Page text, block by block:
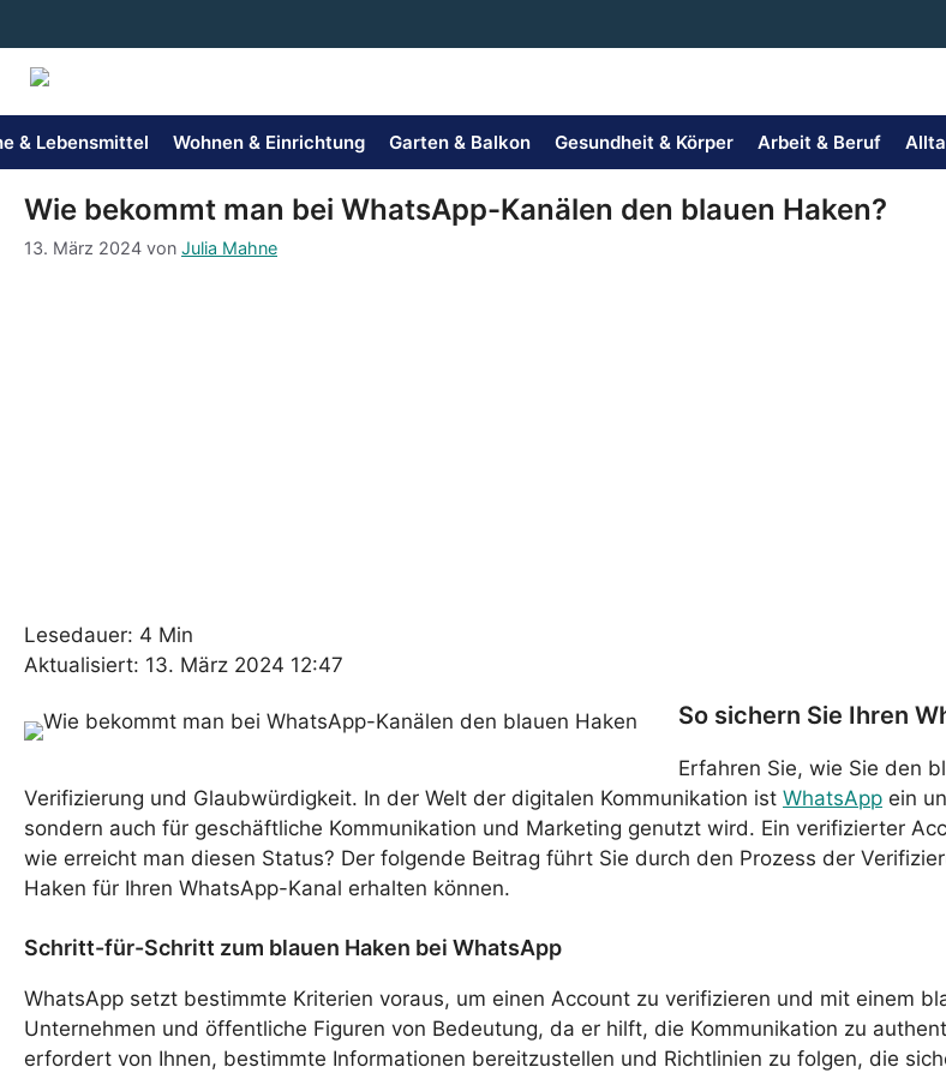
Inhalt
springen
& Lebensmittel Wohnen & Einrichtung Garten & Balkon Gesundheit & Körper Arbeit & Beruf
Wie bekommt man bei WhatsApp-Kanälen den blauen Haken?
13. März 2024 von Julia Mahne
Lesedauer: 4 Min
Aktualisiert: 13. März 2024 12:47
So sichern Sie Ihren
Erfahren Sie, wie Sie den
Verifizierung und Glaubwürdigkeit. In der Welt der digitalen Kommunikation ist WhatsApp ein
sondern auch für geschäftliche Kommunikation und Marketing genutzt wird. Ein verifizierter
wie erreicht man diesen Status? Der folgende Beitrag führt Sie durch den Prozess der
Haken für Ihren WhatsApp-Kanal erhalten können.
Schritt-für-Schritt zum blauen Haken bei WhatsApp
WhatsApp setzt bestimmte Kriterien voraus, um einen Account zu verifizieren und mit einem
Unternehmen und öffentliche Figuren von Bedeutung, da er hilft, die Kommunikation zu
erfordert von Ihnen, bestimmte Informationen bereitzustellen und Richtlinien zu folgen, die